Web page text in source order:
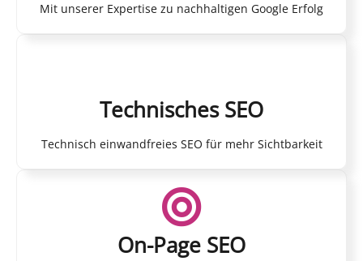
Mit unserer Expertise zu nachhaltigen Google Erfolg
Technisches SEO
Technisch einwandfreies SEO für mehr Sichtbarkeit
On-Page SEO